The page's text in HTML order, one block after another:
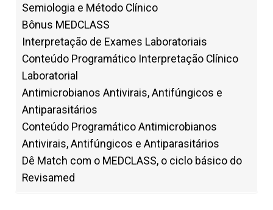
Semiologia e Método Clínico
Bônus MEDCLASS
Interpretação de Exames Laboratoriais
Conteúdo Programático Interpretação Clínico
Laboratorial
Antimicrobianos Antivirais, Antifúngicos e
Antiparasitários
Conteúdo Programático Antimicrobianos
Antivirais, Antifúngicos e Antiparasitários
Dê Match com o MEDCLASS, o ciclo básico do
Revisamed